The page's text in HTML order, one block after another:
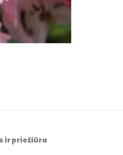
ir priežiūra